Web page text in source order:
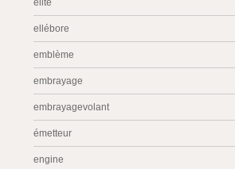
elite
ellébore
emblème
embrayage
embrayagevolant
émetteur
engine